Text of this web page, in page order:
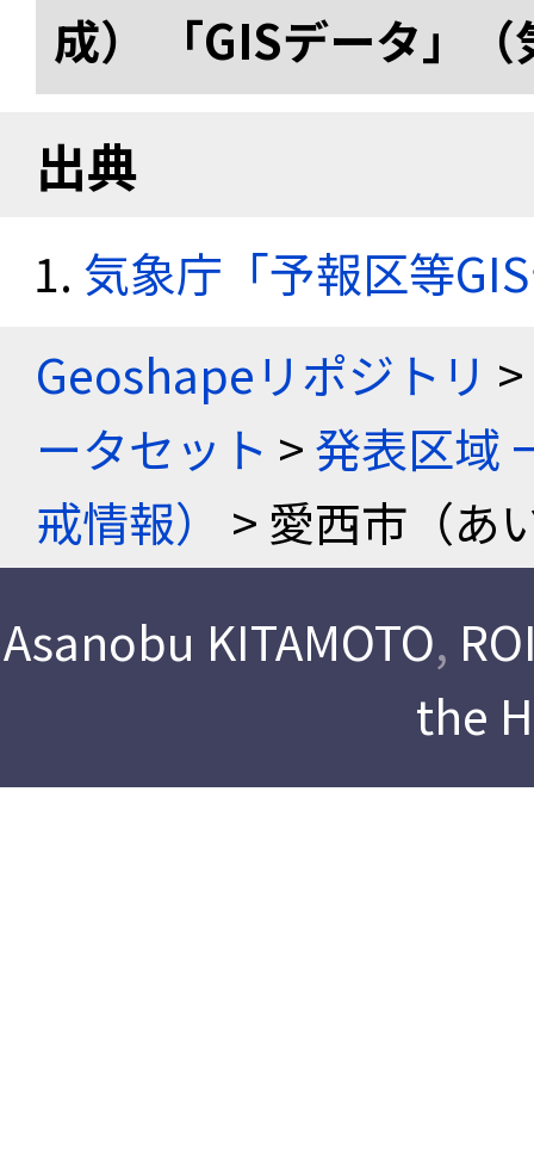
成） 「GISデータ」
出典
気象庁「予報区等
Geoshapeリポジトリ >
ータセット >発表区域
戒情報）
> 愛西市（あ
Asanobu KITAMOTO,
the